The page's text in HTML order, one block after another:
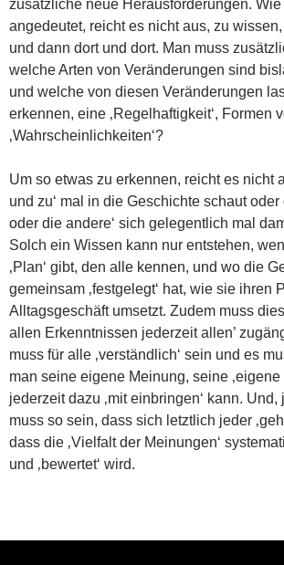
zusätzliche neue Herausforderungen.
angedeutet, reicht es nicht aus, zu
und dann dort und dort. Man muss
welche Arten von Veränderungen sind
und welche von diesen Veränderungen
erkennen, eine ‚Regelhaftigkeit‘, Formen
‚Wahrscheinlichkeiten‘?
Um so etwas zu erkennen, reicht es nicht
und zu‘ mal in die Geschichte schaut oder
oder die andere‘ sich gelegentlich mal
Solch ein Wissen kann nur entstehen,
‚Plan‘ gibt, den alle kennen, und wo die
gemeinsam ‚festgelegt‘ hat, wie sie ihren
Alltagsgeschäft umsetzt. Zudem muss
allen Erkenntnissen jederzeit allen’
muss für alle ‚verständlich‘ sein und es
man seine eigene Meinung, seine ‚eigene
jederzeit dazu ‚mit einbringen‘ kann.
muss so sein, dass sich letztlich jeder
dass die ‚Vielfalt der Meinungen‘
und ‚bewertet‘ wird.